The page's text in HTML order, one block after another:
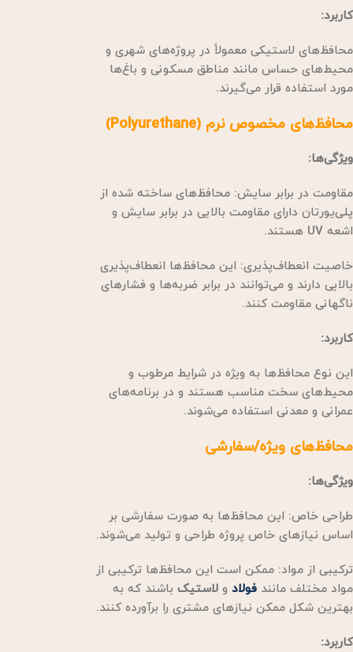
کاربرد:
محافظ‌های لاستیکی معمولاً در پروژه‌های شهری و
محیط‌های حساس مانند مناطق مسکونی و باغ‌ها
مورد استفاده قرار می‌گیرند.
محافظ‌های مخصوص نرم (Polyurethane)
ویژگی‌ها:
مقاومت در برابر سایش: محافظ‌های ساخته شده از
پلی‌یورتان دارای مقاومت بالایی در برابر سایش و
اشعه UV هستند.
خاصیت انعطاف‌پذیری: این محافظ‌ها انعطاف‌پذیری
بالایی دارند و می‌توانند در برابر ضربه‌ها و فشارهای
ناگهانی مقاومت کنند.
کاربرد:
این نوع محافظ‌ها به ویژه در شرایط مرطوب و
محیط‌های سخت مناسب هستند و در برنامه‌های
عمرانی و معدنی استفاده می‌شوند.
محافظ‌های ویژه/سفارشی
ویژگی‌ها:
طراحی خاص: این محافظ‌ها به صورت سفارشی بر
اساس نیازهای خاص پروژه طراحی و تولید می‌شوند.
ترکیبی از مواد: ممکن است این محافظ‌ها ترکیبی از
مواد مختلف مانند فولاد و لاستیک باشند که به
بهترین شکل ممکن نیازهای مشتری را برآورده کنند.
کاربرد: